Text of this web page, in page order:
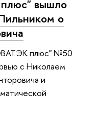
вышло
о
плюс" №50
с Николаем
и